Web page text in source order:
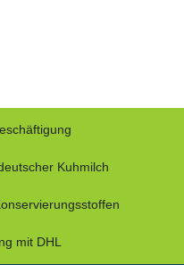
Kuhmilch
mit DHL